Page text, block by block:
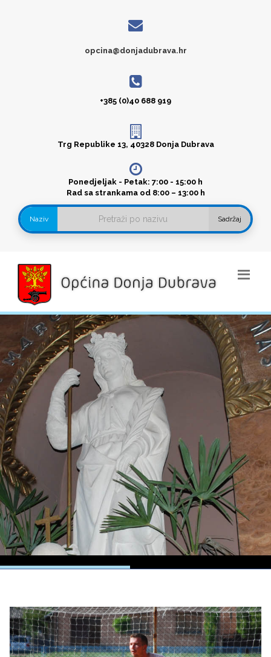
opcina@donjadubrava.hr
+385 (0)40 688 919
Trg Republike 13, 40328 Donja Dubrava
Ponedjeljak - Petak: 7:00 - 15:00 h
Rad sa strankama od 8:00 – 13:00 h
Naziv Sadržaj